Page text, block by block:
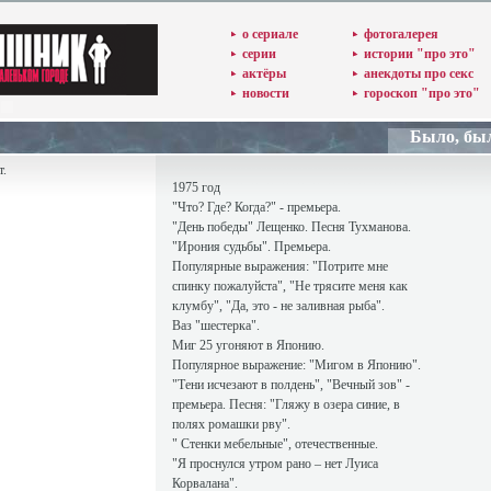
о сериале
серии
актёры
новости
фотогалерея
истории "про это"
анекдоты про секс
гороскоп "про это"
Было,
1975 год
"Что? Где? Когда?" - премьера.
"День победы" Лещенко. Песня Тухманова.
"Ирония судьбы". Премьера.
Популярные выражения: "Потрите мне
спинку пожалуйста", "Не трясите меня как
клумбу", "Да, это - не заливная рыба".
Ваз "шестерка".
Миг 25 угоняют в Японию.
Популярное выражение: "Мигом в Японию".
"Тени исчезают в полдень", "Вечный зов" -
премьера. Песня: "Гляжу в озера синие, в
полях ромашки рву".
" Cтенки мебельные", отечественные.
"Я проснулся утром рано – нет Луиса
Корвалана".